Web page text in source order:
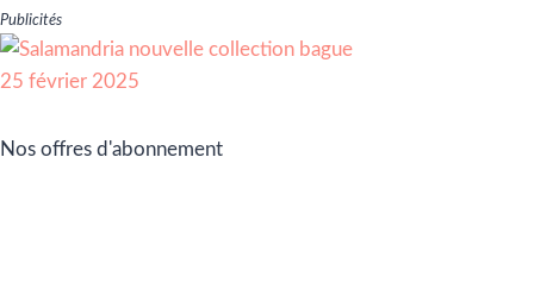
Publicités
Nos offres d'abonnement